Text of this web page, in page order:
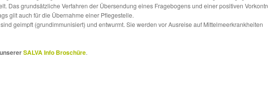
Das grundsätzliche Verfahren der Übersendung eines Fragebogens und einer positiven
gilt auch für die Übernahme einer Pflegestelle.
geimpft (grundimmunisiert) und entwurmt. Sie werden vor Ausreise auf Mittelmeerkrankheiten
SALVA Info Broschüre.